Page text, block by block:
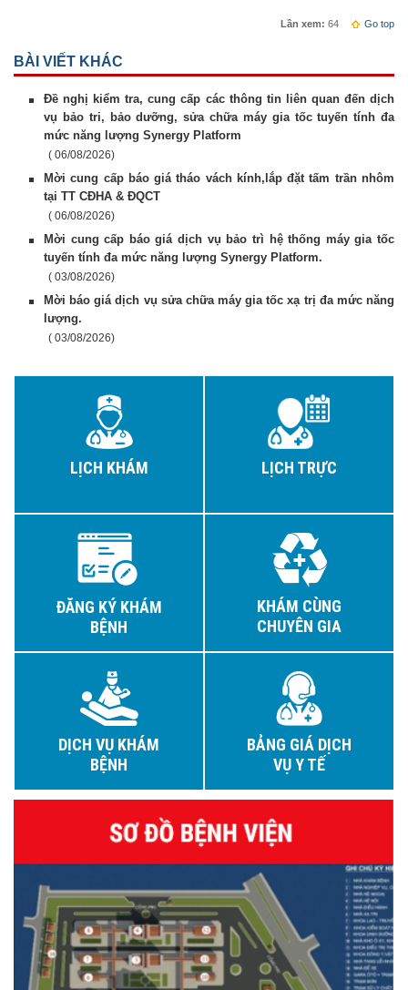
Lần xem: 64 Go top
BÀI VIẾT KHÁC
Đề nghị kiểm tra, cung cấp các thông tin liên quan đến dịch
vụ bảo tri, bảo dưỡng, sửa chữa máy gia tốc tuyến tính đa
mức năng lượng Synergy Platform
( 06/08/2026)
Mời cung cấp báo giá tháo vách kính,lắp đặt tấm trần nhôm
tại TT CĐHA & ĐQCT
( 06/08/2026)
Mời cung cấp báo giá dịch vụ bảo trì hệ thống máy gia tốc
tuyến tính đa mức năng lượng Synergy Platform.
( 03/08/2026)
Mời báo giá dịch vụ sửa chữa máy gia tốc xạ trị đa mức năng
lượng.
( 03/08/2026)
LỊCH KHÁM LỊCH TRỰC
ĐĂNG KÝ KHÁM
BỆNH
KHÁM CÙNG
CHUYÊN GIA
DỊCH VỤ KHÁM
BỆNH
BẢNG GIÁ DỊCH
VỤ Y TẾ